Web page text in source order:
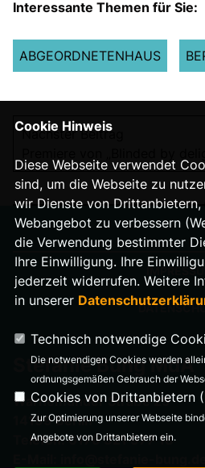
Interessante Themen für Sie:
ABGEORDNETENHAUS
Nächster Beitrag
Stefanie Bung MdA
Warnemünder Straße 29
14199 Berlin
Telefon: 0176 321 977 18
Cookie Hinweis
Diese Webseite verwendet
sind, um die Webseite zu
wir Dienste von Drittanbietern,
Webangebot zu verbessern
die Verwendung bestimmter
Ihre Einwilligung. Ihre
jederzeit widerrufen. Weitere
in unserer
Technisch notwendige
Die notwendigen Cookies werden
ordnungsgemäßen Gebrauch der
Cookies von Drittanbietern (
Zur Optimierung unserer Webseite
Angebote von Drittanbietern ein.